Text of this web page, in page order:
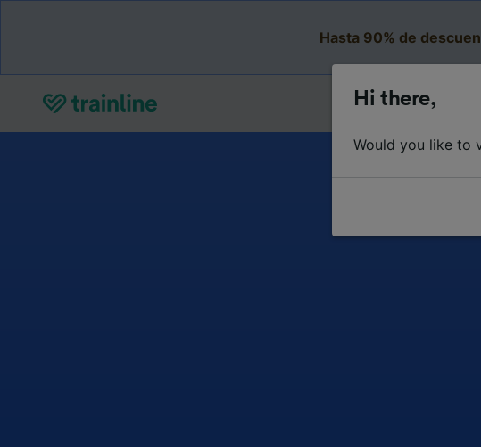
Hasta 90% de
Hi there,
Would you like to